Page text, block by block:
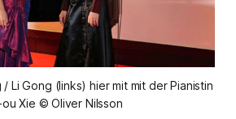
Li Gong (links) hier mit mit der Pianistin
ou Xie © Oliver Nilsson